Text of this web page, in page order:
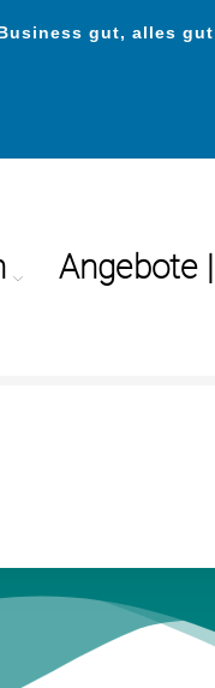
gut, alles
Angebote |